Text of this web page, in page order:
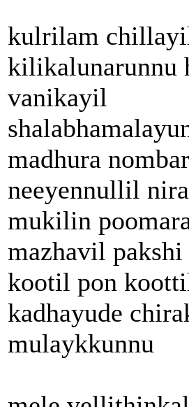
kulrilam
kilikalunarunnu
vanikayil
madhura
neeyennullil
mukilin
mazhavil pakshi
kootil pon
kadhayude
mulaykkunnu